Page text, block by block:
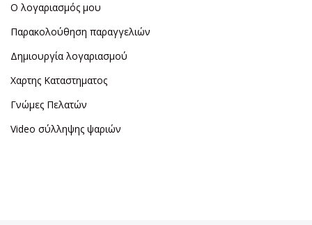
Ο λογαριασμός μου
Παρακολούθηση παραγγελιών
Δημιουργία λογαριασμού
Χαρτης Καταστηματος
Γνώμες Πελατών
Video σύλληψης ψαριών